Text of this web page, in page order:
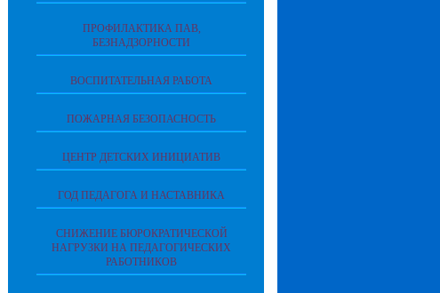
ПРОФИЛАКТИКА ПАВ,
БЕЗНАДЗОРНОСТИ
ВОСПИТАТЕЛЬНАЯ РАБОТА
ПОЖАРНАЯ БЕЗОПАСНОСТЬ
ЦЕНТР ДЕТСКИХ ИНИЦИАТИВ
ГОД ПЕДАГОГА И НАСТАВНИКА
СНИЖЕНИЕ БЮРОКРАТИЧЕСКОЙ
НАГРУЗКИ НА ПЕДАГОГИЧЕСКИХ
РАБОТНИКОВ